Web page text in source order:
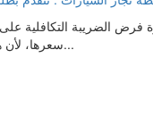
الضريبة التكافلية
سعرها، لأن هذا يحقق العدالة والمعقولية بدلاً...